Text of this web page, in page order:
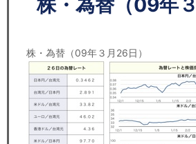
コンサルティング
セミナー
経済ニュース
労務顧問
株・為替（09年
株・為替（09年３月26日）